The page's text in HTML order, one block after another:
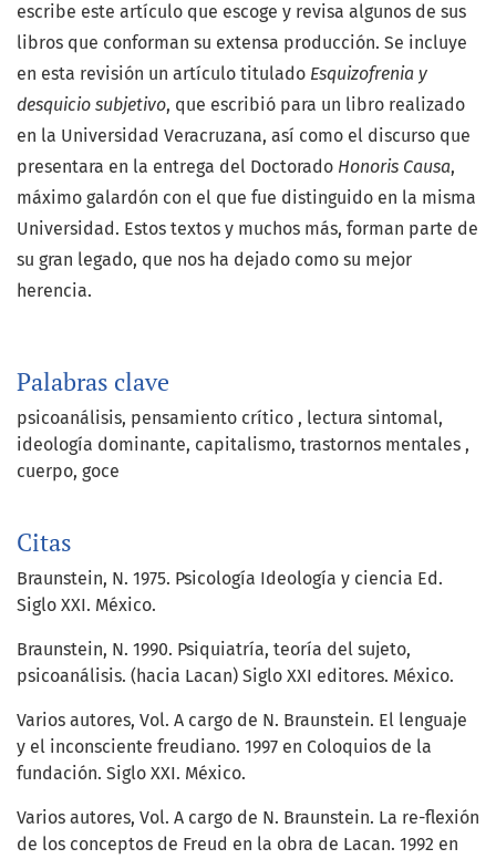
Palabras clave
psicoanálisis pensamiento crítico
lectura sintomal
ideología dominante capitalismo trastornos mentales
cuerpo goce
escribe este artículo que escoge y revisa algunos de sus
libros que conforman su extensa producción. Se incluye
en esta revisión un artículo titulado Esquizofrenia y
desquicio subjetivo, que escribió para un libro realizado
en la Universidad Veracruzana, así como el discurso que
presentara en la entrega del Doctorado Honoris Causa,
máximo galardón con el que fue distinguido en la misma
Universidad. Estos textos y muchos más, forman parte de
su gran legado, que nos ha dejado como su mejor
herencia.
Citas
Braunstein, N. 1975. Psicología Ideología y ciencia Ed.
Siglo XXI. México.
Braunstein, N. 1990. Psiquiatría, teoría del sujeto,
psicoanálisis. (hacia Lacan) Siglo XXI editores. México.
Varios autores, Vol. A cargo de N. Braunstein. El lenguaje
y el inconsciente freudiano. 1997 en Coloquios de la
fundación. Siglo XXI. México.
Varios autores, Vol. A cargo de N. Braunstein. La re-flexión
de los conceptos de Freud en la obra de Lacan. 1992 en